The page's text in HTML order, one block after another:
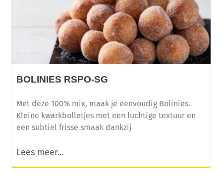
BOLINIES RSPO-SG
Met deze 100% mix, maak je eenvoudig Bolinies.
Kleine kwarkbolletjes met een luchtige textuur en
een subtiel frisse smaak dankzij
Lees meer...